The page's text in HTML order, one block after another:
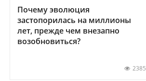
Почему эволюция
застопорилась на миллионы
лет, прежде чем внезапно
возобновиться?
2385